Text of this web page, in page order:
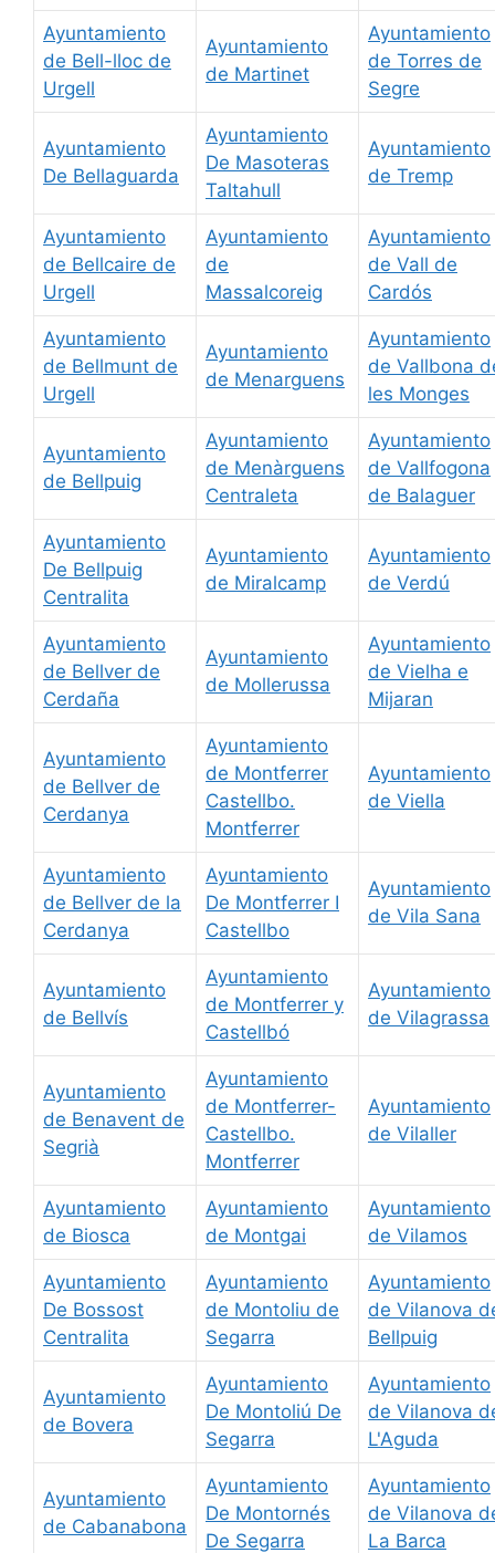
Ayuntamiento
de Bell-lloc de
Urgell
Ayuntamiento
de Martinet
Ayuntamiento
de Torres de
Segre
Ayuntamiento
De Bellaguarda
Ayuntamiento
De Masoteras
Taltahull
Ayuntamiento
de Tremp
Ayuntamiento
de Bellcaire de
Urgell
Ayuntamiento
de
Massalcoreig
Ayuntamiento
de Vall de
Cardós
Ayuntamiento
de Bellmunt de
Urgell
Ayuntamiento
de Menarguens
Ayuntamiento
de Vallbona
les Monges
Ayuntamiento
de Bellpuig
Ayuntamiento
de Menàrguens
Centraleta
Ayuntamiento
de Vallfogona
de Balaguer
Ayuntamiento
De Bellpuig
Centralita
Ayuntamiento
de Miralcamp
Ayuntamiento
de Verdú
Ayuntamiento
de Bellver de
Cerdaña
Ayuntamiento
de Mollerussa
Ayuntamiento
de Vielha e
Mijaran
Ayuntamiento
de Bellver de
Cerdanya
Ayuntamiento
de Montferrer
Castellbo.
Montferrer
Ayuntamiento
de Viella
Ayuntamiento
de Bellver de la
Cerdanya
Ayuntamiento
De Montferrer I
Castellbo
Ayuntamiento
de Vila Sana
Ayuntamiento
de Bellvís
Ayuntamiento
de Montferrer y
Castellbó
Ayuntamiento
de Vilagrassa
Ayuntamiento
de Benavent de
Segrià
Ayuntamiento
de Montferrer-
Castellbo.
Montferrer
Ayuntamiento
de Vilaller
Ayuntamiento
de Biosca
Ayuntamiento
de Montgai
Ayuntamiento
de Vilamos
Ayuntamiento
De Bossost
Centralita
Ayuntamiento
de Montoliu de
Segarra
Ayuntamiento
de Vilanova
Bellpuig
Ayuntamiento
de Bovera
Ayuntamiento
De Montoliú De
Segarra
Ayuntamiento
de Vilanova
L'Aguda
Ayuntamiento
de Cabanabona
Ayuntamiento
De Montornés
De Segarra
Ayuntamiento
de Vilanova
La Barca